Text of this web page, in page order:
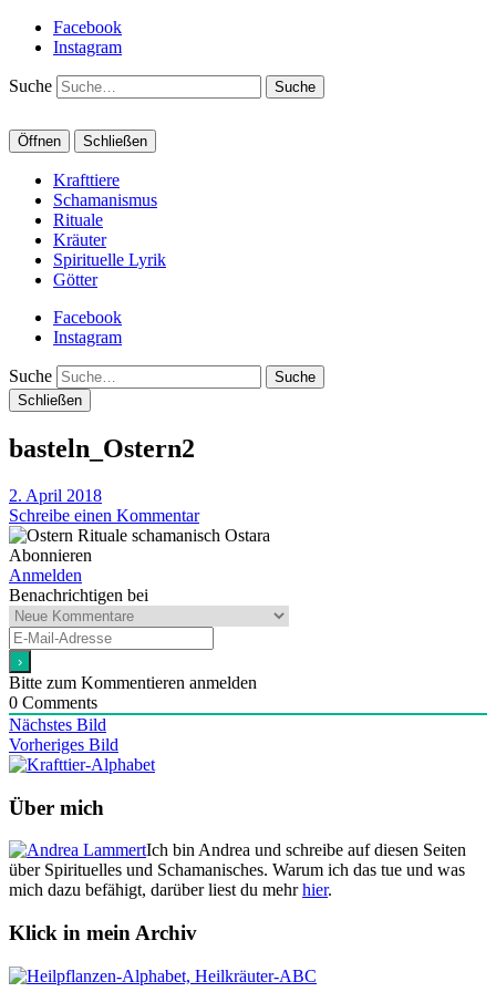
Facebook
Instagram
Suche
Öffnen Schließen
Krafttiere
Schamanismus
Rituale
Kräuter
Spirituelle Lyrik
Götter
Facebook
Instagram
Suche
Schließen
basteln_Ostern2
2. April 2018
Schreibe einen Kommentar
Abonnieren
Anmelden
Benachrichtigen bei
Bitte zum Kommentieren anmelden
0 Comments
Nächstes Bild
Vorheriges Bild
Über mich
Ich bin Andrea und schreibe auf diesen Seiten
über Spirituelles und Schamanisches. Warum ich das tue und was
mich dazu befähigt, darüber liest du mehrhier.
Klick in mein Archiv